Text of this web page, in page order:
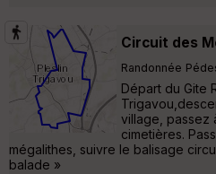
Circuit des
Randonnée
Départ du Gite
village, passez
cimetières.
mégalithes, suivre le balisage
balade »